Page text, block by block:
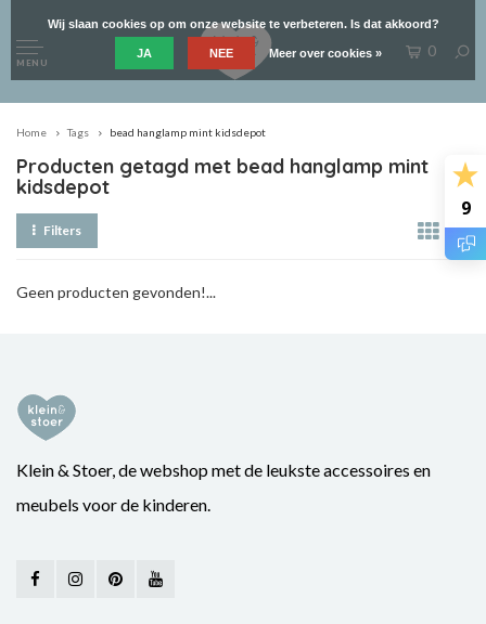
9
MENU
0
Home Tags bead hanglamp mint kidsdepot
Producten getagd met bead hanglamp mint
kidsdepot
Filters
Geen producten gevonden!...
Klein & Stoer, de webshop met de leukste accessoires en
meubels voor de kinderen.
Wij slaan cookies op om onze website te verbeteren. Is dat akkoord?
JA NEE Meer over cookies »